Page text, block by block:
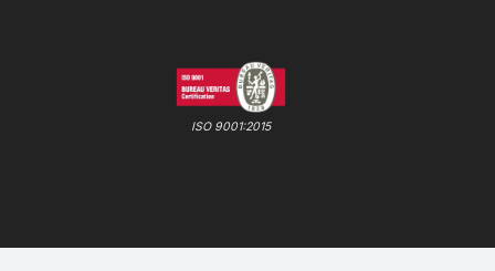
ISO 9001:2015